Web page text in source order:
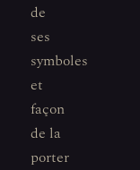
de
ses
symboles
et
façon
de la
porter